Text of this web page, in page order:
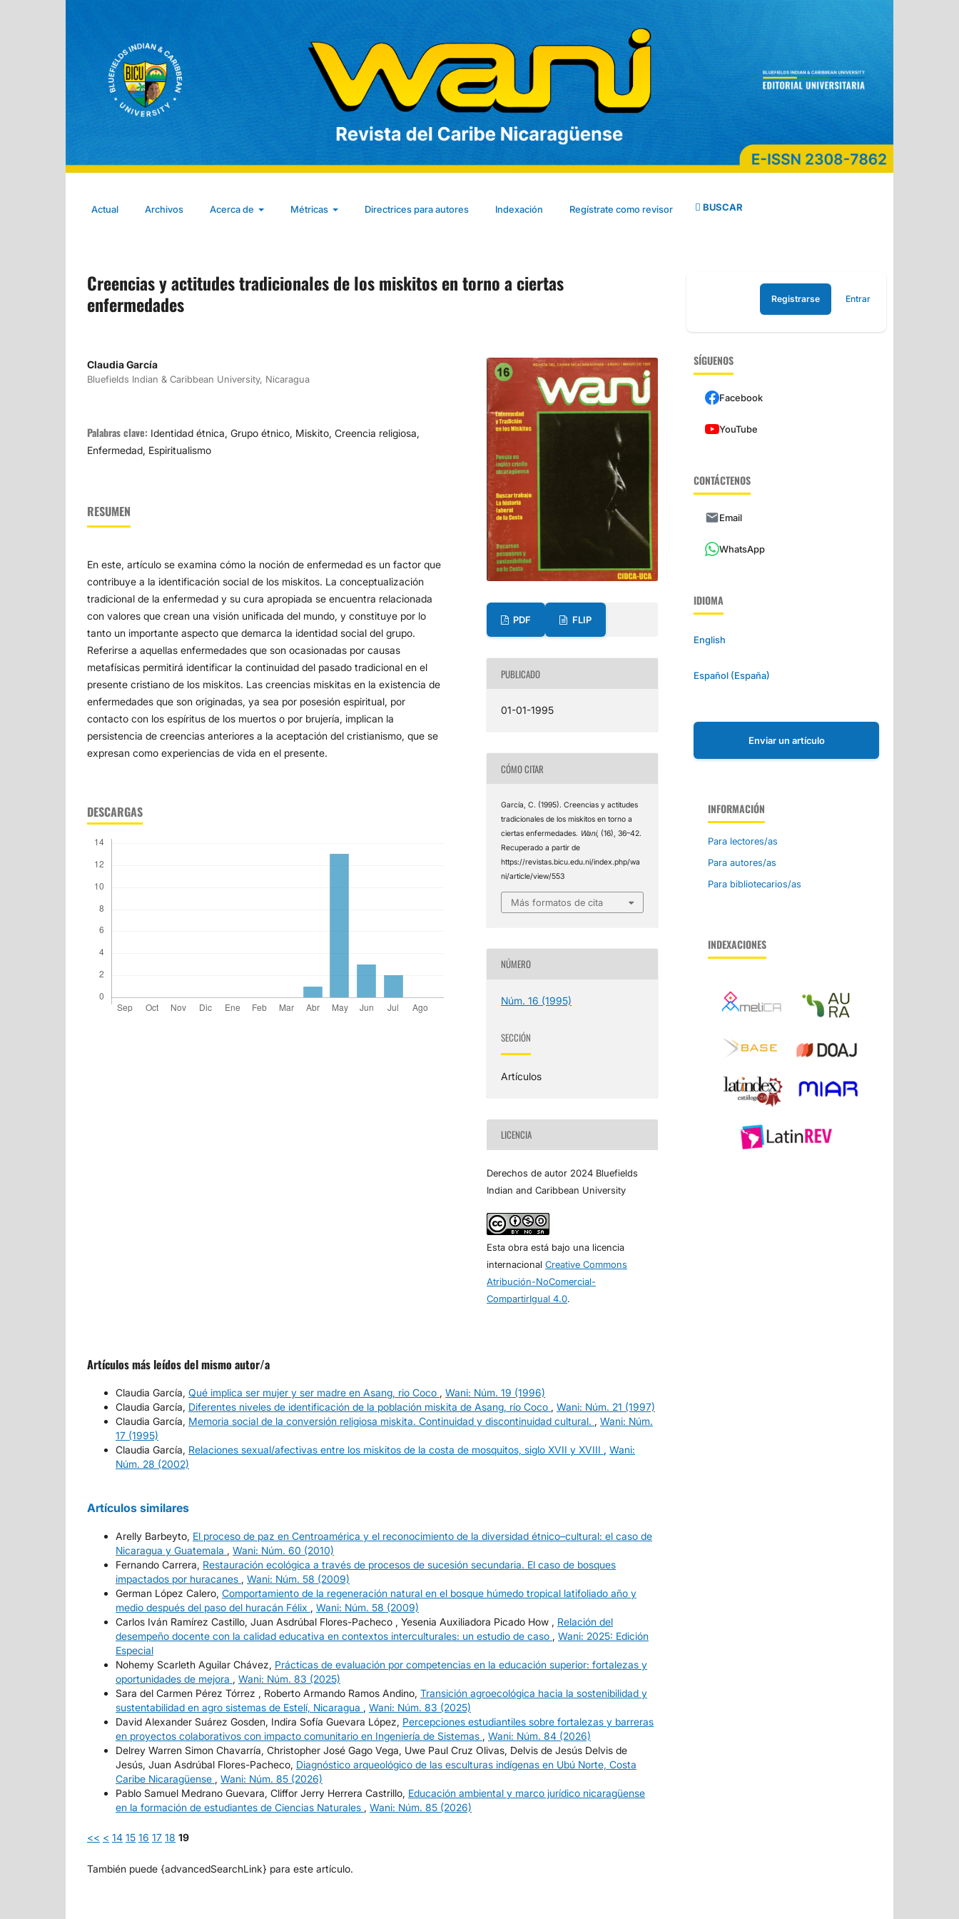
Actual Archivos Acerca de Métricas Directrices para autores Indexación Regístrate como revisor BUSCAR
Creencias y actitudes tradicionales de los miskitos en torno a ciertas
enfermedades
Claudia García
Bluefields Indian & Caribbean University, Nicaragua
Palabras clave: Identidad étnica, Grupo étnico, Miskito, Creencia religiosa,
Enfermedad, Espiritualismo
RESUMEN
En este, artículo se examina cómo la noción de enfermedad es un factor que
contribuye a la identificación social de los miskitos. La conceptualización
tradicional de la enfermedad y su cura apropiada se encuentra relacionada
con valores que crean una visión unificada del mundo, y constituye por lo
tanto un importante aspecto que demarca la identidad social del grupo.
Referirse a aquellas enfermedades que son ocasionadas por causas
metafísicas permitirá identificar la continuidad del pasado tradicional en el
presente cristiano de los miskitos. Las creencias miskitas en la existencia de
enfermedades que son originadas, ya sea por posesión espiritual, por
contacto con los espíritus de los muertos o por brujería, implican la
persistencia de creencias anteriores a la aceptación del cristianismo, que se
expresan como experiencias de vida en el presente.
DESCARGAS
PDF FLIP
PUBLICADO
01-01-1995
CÓMO CITAR
García, C. (1995). Creencias y actitudes
tradicionales de los miskitos en torno a
ciertas enfermedades. Wani, (16), 36–42.
Recuperado a partir de
https://revistas.bicu.edu.ni/index.php/wa
ni/article/view/553
Más formatos de cita
NÚMERO
Núm. 16 (1995)
SECCIÓN
Artículos
LICENCIA
Derechos de autor 2024 Bluefields
Indian and Caribbean University
Esta obra está bajo una licencia
internacional Creative Commons
Atribución-NoComercial-
CompartirIgual 4.0.
Artículos más leídos del mismo autor/a
Claudia García, Qué implica ser mujer y ser madre en Asang, rio Coco , Wani: Núm. 19 (1996)
Claudia García, Diferentes niveles de identificación de la población miskita de Asang, río Coco , Wani: Núm. 21 (1997)
Claudia García, Memoria social de la conversión religiosa miskita. Continuidad y discontinuidad cultural. , Wani: Núm.
17 (1995)
Claudia García, Relaciones sexual/afectivas entre los miskitos de la costa de mosquitos, siglo XVII y XVIII , Wani:
Núm. 28 (2002)
Artículos similares
Arelly Barbeyto, El proceso de paz en Centroamérica y el reconocimiento de la diversidad étnico–cultural: el caso de
Nicaragua y Guatemala , Wani: Núm. 60 (2010)
Fernando Carrera, Restauración ecológica a través de procesos de sucesión secundaria. El caso de bosques
impactados por huracanes , Wani: Núm. 58 (2009)
German López Calero, Comportamiento de la regeneración natural en el bosque húmedo tropical latifoliado año y
medio después del paso del huracán Félix , Wani: Núm. 58 (2009)
Carlos Iván Ramírez Castillo, Juan Asdrúbal Flores-Pacheco , Yesenia Auxiliadora Picado How , Relación del
desempeño docente con la calidad educativa en contextos interculturales: un estudio de caso , Wani: 2025: Edición
Especial
Nohemy Scarleth Aguilar Chávez, Prácticas de evaluación por competencias en la educación superior: fortalezas y
oportunidades de mejora , Wani: Núm. 83 (2025)
Sara del Carmen Pérez Tórrez , Roberto Armando Ramos Andino, Transición agroecológica hacia la sostenibilidad y
sustentabilidad en agro sistemas de Estelí, Nicaragua , Wani: Núm. 83 (2025)
David Alexander Suárez Gosden, Indira Sofía Guevara López, Percepciones estudiantiles sobre fortalezas y barreras
en proyectos colaborativos con impacto comunitario en Ingeniería de Sistemas , Wani: Núm. 84 (2026)
Delrey Warren Simon Chavarría, Christopher José Gago Vega, Uwe Paul Cruz Olivas, Delvis de Jesús Delvis de
Jesús, Juan Asdrúbal Flores-Pacheco, Diagnóstico arqueológico de las esculturas indígenas en Ubú Norte, Costa
Caribe Nicaragüense , Wani: Núm. 85 (2026)
Pablo Samuel Medrano Guevara, Cliffor Jerry Herrera Castrillo, Educación ambiental y marco jurídico nicaragüense
en la formación de estudiantes de Ciencias Naturales , Wani: Núm. 85 (2026)
<< < 14 15 16 17 18 19
También puede {advancedSearchLink} para este artículo.
Registrarse Entrar
SÍGUENOS
Facebook
YouTube
CONTÁCTENOS
Email
WhatsApp
IDIOMA
English
Español (España)
Enviar un artículo
INFORMACIÓN
Para lectores/as
Para autores/as
Para bibliotecarios/as
INDEXACIONES